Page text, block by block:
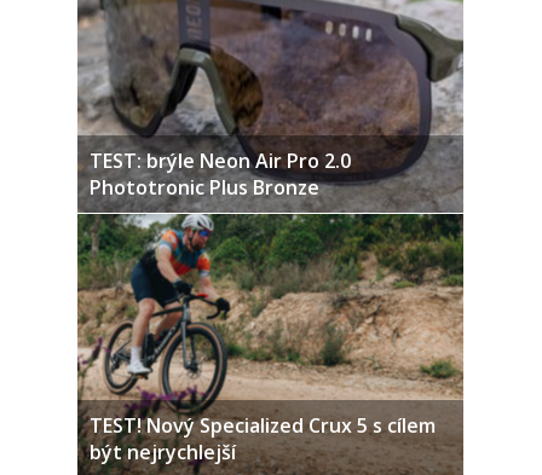
TEST: brýle Neon Air Pro 2.0
Phototronic Plus Bronze
TEST! Nový Specialized Crux 5 s cílem
být nejrychlejší